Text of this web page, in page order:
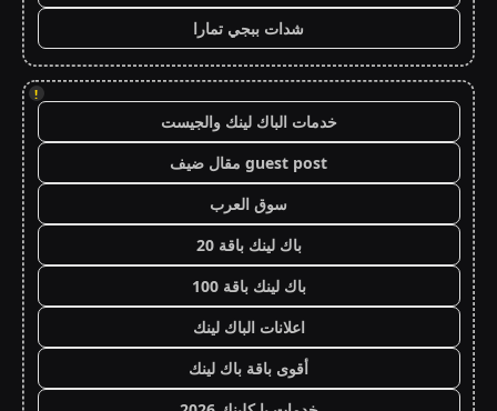
شدات ببجي تمارا
!
خدمات الباك لينك والجيست
guest post مقال ضيف
سوق العرب
باك لينك باقة 20
باك لينك باقة 100
اعلانات الباك لينك
أقوى باقة باك لينك